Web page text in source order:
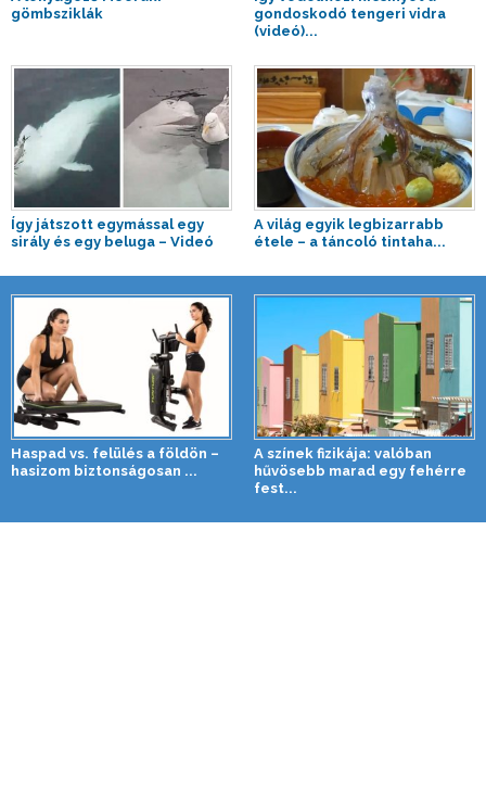
gömbsziklák
gondoskodó tengeri vidra
(videó)...
Így játszott egymással egy
sirály és egy beluga – Videó
A világ egyik legbizarrabb
étele – a táncoló tintaha...
Haspad vs. felülés a földön –
hasizom biztonságosan ...
A színek fizikája: valóban
hűvösebb marad egy fehérre
fest...